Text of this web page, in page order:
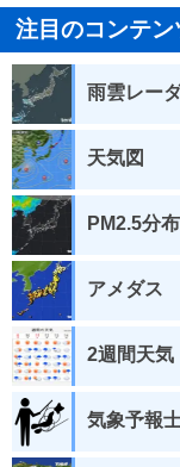
注目のコンテン
雨雲レー
天気図
PM2.5分
アメダス
2週間天気
気象予報